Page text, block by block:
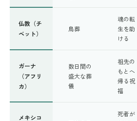
仏教（チ
ベット）
鳥葬
魂の転
生を助
ける
ガーナ
（アフリ
カ）
数日間の
盛大な葬
儀
祖先の
もとへ
帰る祝
福
メキシコ
死者が